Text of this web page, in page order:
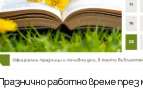
работно време през